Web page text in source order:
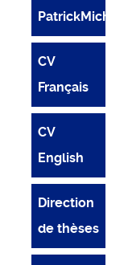
PatrickMichel
CV
Français
CV
English
Direction
de thèses